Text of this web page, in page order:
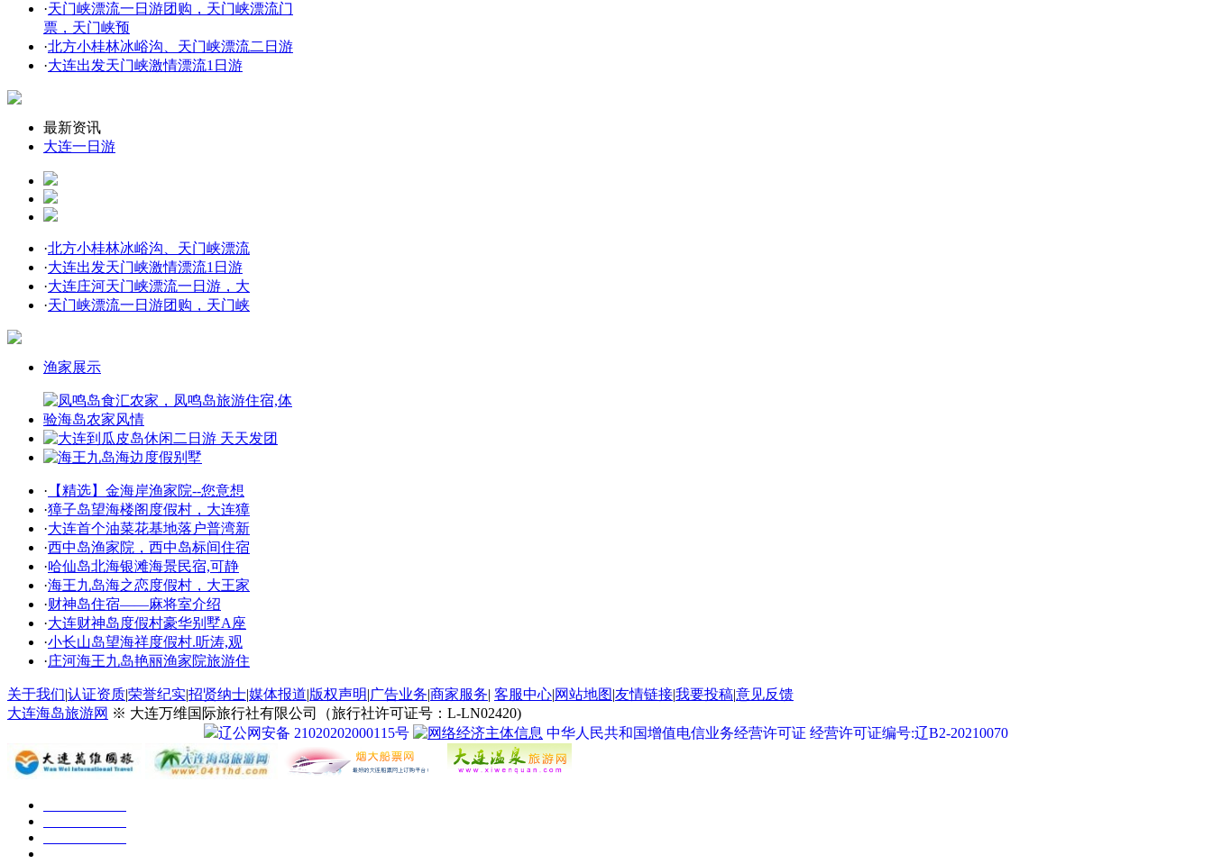
·天门峡漂流一日游团购，天门峡漂流门
票，天门峡预
·北方小桂林冰峪沟、天门峡漂流二日游
·大连出发天门峡激情漂流1日游
最新资讯
大连一日游
·北方小桂林冰峪沟、天门峡漂流
·大连出发天门峡激情漂流1日游
·大连庄河天门峡漂流一日游，大
·天门峡漂流一日游团购，天门峡
渔家展示
· 【精选】金海岸渔家院--您意想
·獐子岛望海楼阁度假村，大连獐
·大连首个油菜花基地落户普湾新
·西中岛渔家院，西中岛标间住宿
·哈仙岛北海银滩海景民宿,可静
·海王九岛海之恋度假村，大王家
·财神岛住宿——麻将室介绍
·大连财神岛度假村豪华别墅A座
·小长山岛望海祥度假村.听涛,观
·庄河海王九岛艳丽渔家院旅游住
关于我们|认证资质|荣誉纪实|招贤纳士|媒体报道|版权声明|广告业务|商家服务| 客服中心|网站地图|友情链接|我要投稿|意见反馈
大连海岛旅游网 ※ 大连万维国际旅行社有限公司（旅行社许可证号：L-LN02420)
辽公网安备 21020202000115号
中华人民共和国增值电信业务经营许可证 经营许可证编号:辽B2-20210070